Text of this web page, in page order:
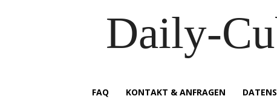
Daily-
FAQ KONTAKT & ANFRAGEN